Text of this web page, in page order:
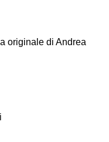
originale di Andrea